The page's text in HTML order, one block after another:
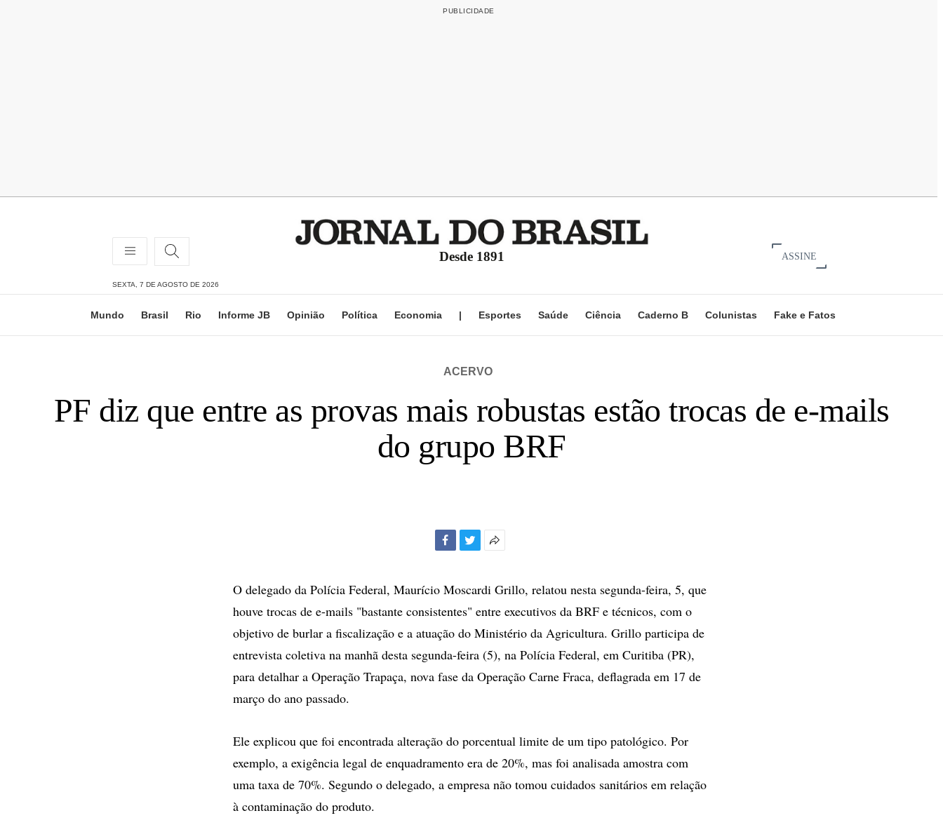
Desde 1891 ASSINE
SEXTA, 7 DE AGOSTO DE 2026
Mundo Brasil Rio Informe JB Opinião Política Economia | Esportes Saúde Ciência Caderno B Colunistas Fake e Fatos
ACERVO
PF diz que entre as provas mais robustas estão trocas de e-mails
do grupo BRF
compartilhamento
O delegado da Polícia Federal, Maurício Moscardi Grillo, relatou nesta segunda-feira, 5, que
houve trocas de e-mails "bastante consistentes" entre executivos da BRF e técnicos, com o
objetivo de burlar a fiscalização e a atuação do Ministério da Agricultura. Grillo participa de
entrevista coletiva na manhã desta segunda-feira (5), na Polícia Federal, em Curitiba (PR),
para detalhar a Operação Trapaça, nova fase da Operação Carne Fraca, deflagrada em 17 de
março do ano passado.
Ele explicou que foi encontrada alteração do porcentual limite de um tipo patológico. Por
exemplo, a exigência legal de enquadramento era de 20%, mas foi analisada amostra com
uma taxa de 70%. Segundo o delegado, a empresa não tomou cuidados sanitários em relação
à contaminação do produto.